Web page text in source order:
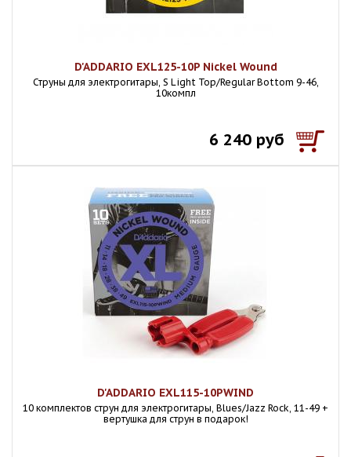
D'ADDARIO EXL125-10P Nickel Wound
Струны для электрогитары, S Light Top/Regular Bottom 9-46,
10компл
6 240 руб
D'ADDARIO EXL115-10PWIND
10 комплектов струн для электрогитары, Blues/Jazz Rock, 11-49 +
вертушка для струн в подарок!